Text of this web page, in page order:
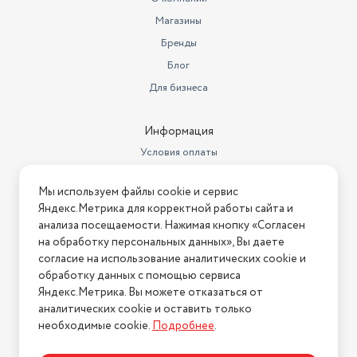
24 месяца
75
595х386х750
11000
Комплектация
2 декоративных кожуха по 40
см в комплекте, гофра в
комплекте
Цвет товара
белый
Тип управления
Сенсорное
Страна-изготовитель
Китай
Количество скоростей
3
Магазины
Бренды
Блог
Для бизнеса
Информация
Условия оплаты
Условия возврата
Нашли ошибку на сайте? Напишите нам
2026 © Интернет-магазин "АстМаркет". У нас есть всё!
Политика конфиденциальности
Мы используем файлы cookie и сервис
Яндекс.Метрика для корректной работы сайта и
анализа посещаемости. Нажимая кнопку «Согласен
на обработку персональных данных», Вы даете
согласие на использование аналитических cookie и
обработку данных с помощью сервиса
Яндекс.Метрика. Вы можете отказаться от
аналитических cookie и оставить только
необходимые cookie.Подробнее.